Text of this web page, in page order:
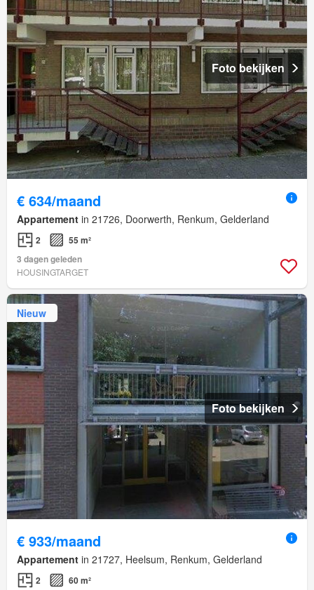
Foto bekijken
€ 634/maand
Appartement in 21726, Doorwerth, Renkum, Gelderland
2
55 m²
3 dagen geleden
HOUSINGTARGET
Nieuw
Foto bekijken
€ 933/maand
Appartement in 21727, Heelsum, Renkum, Gelderland
2
60 m²